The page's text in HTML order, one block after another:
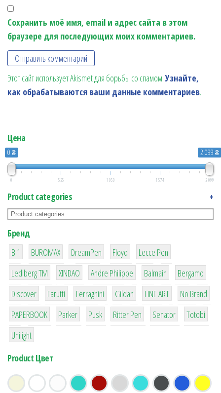
Сохранить моё имя, email и адрес сайта в этом
браузере для последующих моих комментариев.
Этот сайт использует Akismet для борьбы со спамом.Узнайте,
как обрабатываются ваши данные комментариев.
Цена
0 ₴ 2 099 ₴
0 525 1 050 1 574 2 099
Product categories +
Бренд
B 1
1
BUROMAX
1
DreamPen
2
Floyd
2
Lecce Pen
3
Lediberg ТМ
3
XINDAO
1
Andre Philippe
4
Balmain
26
Bergamo
64
Discover
299
Farutti
4
Ferraghini
42
Gildan
4
LINE ART
90
No Brand
8
PAPERBOOK
6
Parker
2
Pusk
22
Ritter Pen
15
Senator
43
Totobi
1
Unilight
Product Цвет